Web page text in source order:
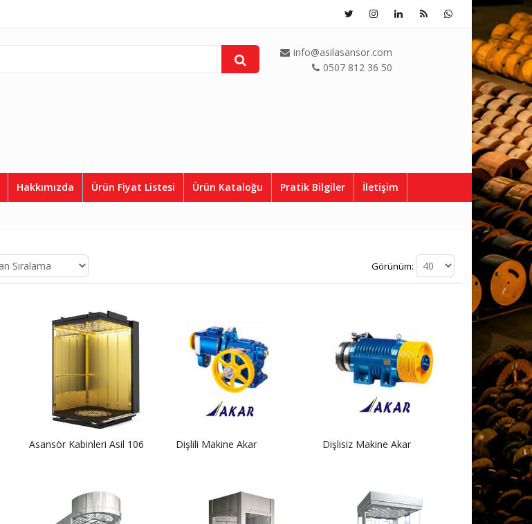
info@asilasansor.com
0507 812 36 50
Hakkımızda Ürün Fiyat Listesi Ürün Kataloğu Pratik Bilgiler İletişim
Görünüm:
Asansör Kabinleri Asil 106 Dişlili Makine Akar Dişlisiz Makine Akar